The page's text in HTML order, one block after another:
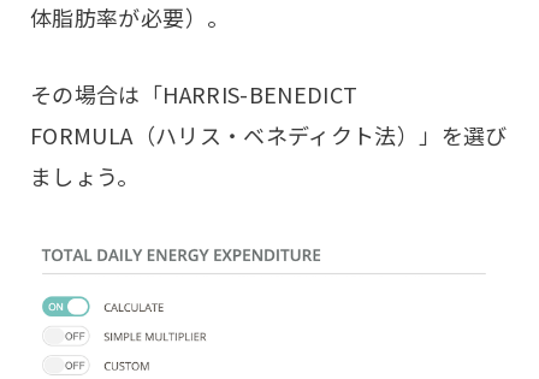
体脂肪率が必要）。
その場合は「HARRIS-BENEDICT
FORMULA（ハリス・ベネディクト法）」を選び
ましょう。